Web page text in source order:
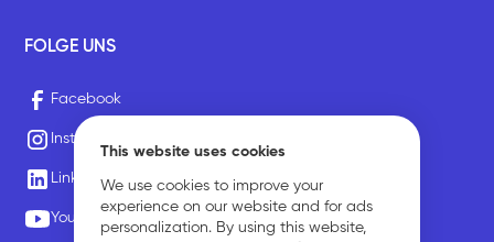
This website uses cookies
We use cookies to improve your
experience on our website and for ads
personalization. By using this website,
FOLGE UNS
Facebook
Instagram
LinkedIn
Youtube